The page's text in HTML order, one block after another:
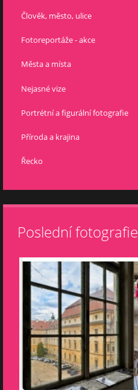
Člověk, město, ulice
Fotoreportáže - akce
Města a místa
Nejasné vize
Portrétní a figurální fotografie
Příroda a krajina
Řecko
Poslední fotografie